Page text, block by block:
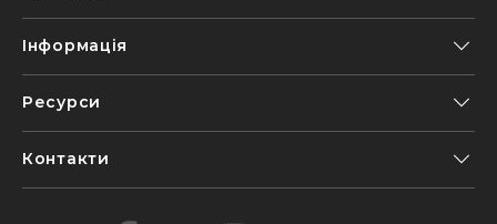
Інформація
Ресурси
Контакти